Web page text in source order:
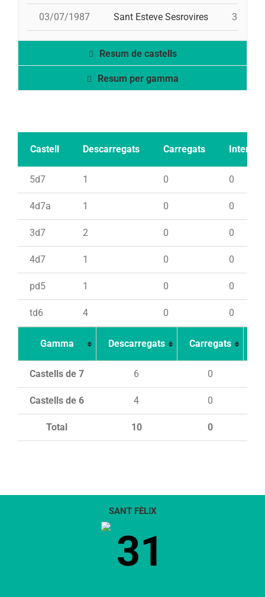
03/07/1987 Sant Esteve Sesrovires 3d7,
Resum de castells
Resum per gamma
Castell Descarregats Carregats Intents
5d7 1 0 0
4d7a 1 0 0
3d7 2 0 0
4d7 1 0 0
pd5 1 0 0
td6 4 0 0
Gamma Descarregats Carregats
Total 10 0
Castells de 7 6 0
Castells de 6 4 0
SANT FÈLIX
31